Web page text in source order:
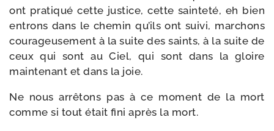
ont pra­ti­qué cette jus­tice, cette sain­te­té, eh bien
entrons dans le che­min qu’ils ont sui­vi, mar­chons
cou­ra­geu­se­ment à la suite des saints, à la suite de
ceux qui sont au Ciel, qui sont dans la gloire
main­te­nant et dans la joie.
Ne nous arrê­tons pas à ce moment de la mort
comme si tout était fini après la mort.